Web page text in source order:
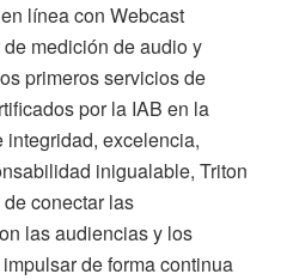
línea con Webcast
medición de audio y
primeros servicios de
por la IAB en la
excelencia,
inigualable, Triton
conectar las
las audiencias y los
de forma continua